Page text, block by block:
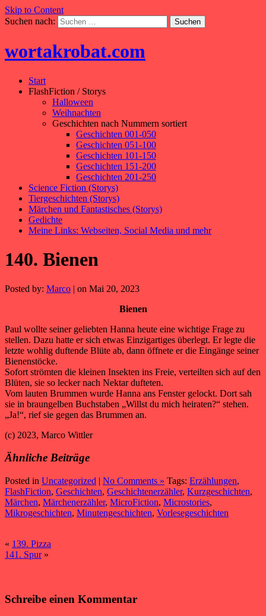
Skip to Content
Suchen nach:
wortakrobat.com
Start
FlashFiction / Storys
Halloween
Weihnachten
Geschichten nach Nummern sortiert
Geschichten 001-050
Geschichten 051-100
Geschichten 101-150
Geschichten 151-200
Geschichten 201-250
Science Fiction (Storys)
Tiergeschichten (Storys)
Märchen und Fantastisches (Storys)
Gedichte
Meine Links: Webseiten, Social Media und mehr
140. Bienen
Posted by: Marco | on Mai 20, 2023
Bienen
Paul wollte seiner geliebten Hanna heute eine wichtige Frage zu
stellen. Dazu hatte er sich etwas Einzigartiges überlegt. Er legte die
letzte wohlig duftende Blüte ab, dann öffnete er die Eingänge seiner
Bienenstöcke.
Sofort strömten die kleinen Insekten ins Freie, verteilten sich auf den
Blüten, sie so lecker nach Nektar dufteten.
Vom lauten Brummen wurde Hanna ans Fenster gelockt. Dort sah
sie in braungelben Buchstaben „Willst du mich heiraten?“ stehen.
„Ja!“, rief sie gegen das Brummen an.
(c) 2023, Marco Wittler
Ähnliche Beiträge
Posted in Uncategorized | No Comments » Tags: Erzählungen,
FlashFiction, Geschichten, Geschichtenerzähler, Kurzgeschichten,
Märchen, Märchenerzähler, MicroFiction, Microstories,
Mikrogeschichten, Minutengeschichten, Vorlesegeschichten
« 139. Pizza
141. Spur»
Schreibe einen Kommentar